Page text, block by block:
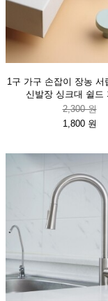
1구 가구 손잡이 장농 서
신발장 싱크대 쉴드
2,300 원
1,800 원